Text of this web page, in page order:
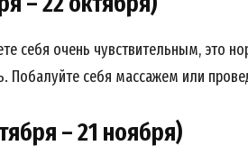
себя очень чувствительным, это
Побалуйте себя массажем или
– 21 ноября)